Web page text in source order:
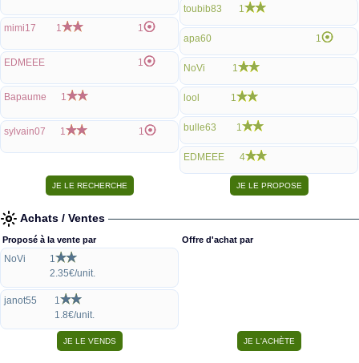
mimi17 1 1
EDMEEE 1
Bapaume 1
sylvain07 1 1
toubib83 1
apa60 1
NoVi 1
lool 1
bulle63 1
EDMEEE 4
Achats / Ventes
Proposé à la vente par
NoVi
1
2.35€/unit.
janot55
1
1.8€/unit.
Offre d'achat par